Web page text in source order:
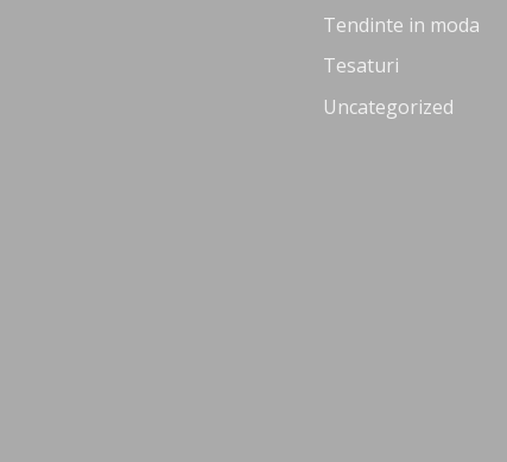
Tendinte in moda
Tesaturi
Uncategorized